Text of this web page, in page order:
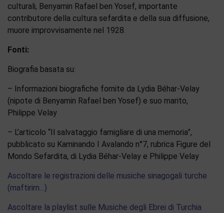
culturali, Benyamin Rafael ben Yosef, importante
contributore della cultura sefardita e della sua diffusione,
muore improvvisamente nel 1928.
Fonti:
Biografia basata su:
– Informazioni biografiche fornite da Lydia Béhar-Velay
(nipote di Benyamin Rafael ben Yosef) e suo marito,
Philippe Velay
– L’articolo “Il salvataggio famigliare di una memoria”,
pubblicato su Kaminando I Avalando n°7, rubrica Figure del
Mondo Sefardita, di Lydia Béhar-Velay e Philippe Velay
Ascoltare le registrazioni delle musiche sinagogali turche
(maftirim…)
Ascoltare la playlist sulle Musiche degli Ebrei di Turchia